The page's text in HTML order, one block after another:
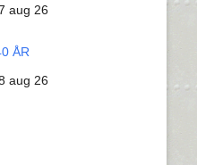
aug 26
ÅR
aug 26